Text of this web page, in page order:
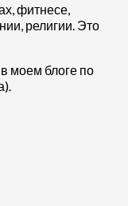
фитнесе,
религии. Это
моем блоге по